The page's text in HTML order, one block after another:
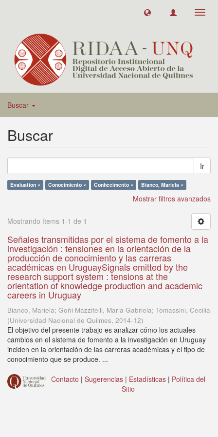
Buscar
Buscar
Ir
Evaluation × Conocimiento × Conhecimento × Bianco, Mariela ×
Mostrar filtros avanzados
Mostrando ítems 1-1 de 1
Señales transmitidas por el sistema de fomento a la
investigación : tensiones en la orientación de la
producción de conocimiento y las carreras
académicas en UruguaySignals emitted by the
research support system : tensions at the
orientation of knowledge production and academic
careers in Uruguay
Bianco, Mariela; Goñi Mazzitelli, Maria Gabriela; Tomassini, Cecilia
(Universidad Nacional de Quilmes, 2014-12)
El objetivo del presente trabajo es analizar cómo los actuales
cambios en el sistema de fomento a la investigación en Uruguay
inciden en la orientación de las carreras académicas y el tipo de
conocimiento que se produce. ...
Contacto | Sugerencias | Estadísticas | Política del
Sitio